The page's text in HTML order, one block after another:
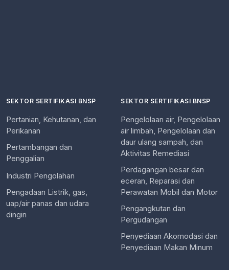
SEKTOR SERTIFIKASI BNSP
Pertanian, Kehutanan, dan
Perikanan
Pertambangan dan
Penggalian
Industri Pengolahan
Pengadaan Listrik, gas,
uap/air panas dan udara
dingin
SEKTOR SERTIFIKASI BNSP
Pengelolaan air, Pengelolaan
air limbah, Pengelolaan dan
daur ulang sampah, dan
Aktivitas Remediasi
Perdagangan besar dan
eceran, Reparasi dan
Perawatan Mobil dan Motor
Pengangkutan dan
Pergudangan
Penyediaan Akomodasi dan
Penyediaan Makan Minum